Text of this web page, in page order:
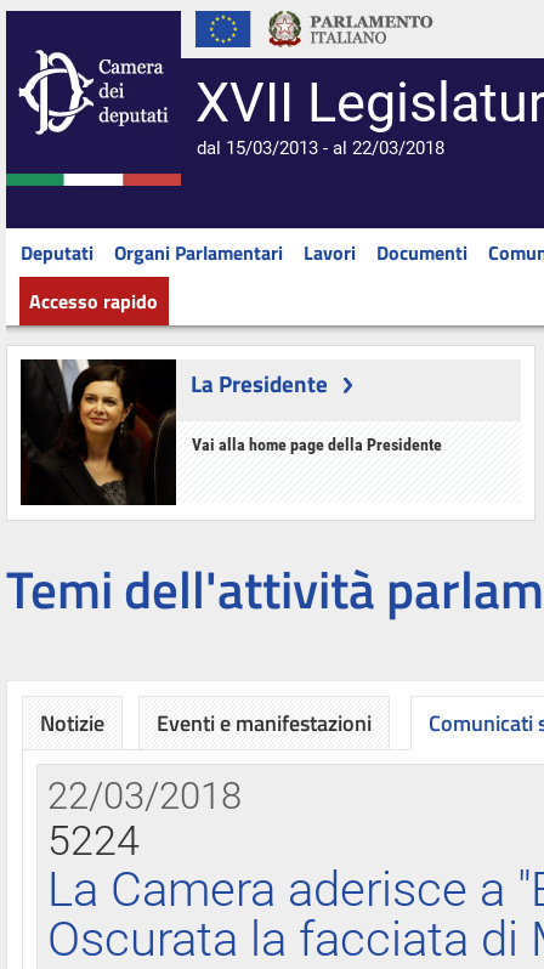
XVII
dal 15/03/2013 - al 22/03/2018
Deputati Organi Parlamentari Lavori Documenti
Accesso rapido
La Presidente
Vai alla home page della Presidente
Temi dell'attività
Notizie Eventi e manifestazioni Comunicati
22/03/2018
5224
La Camera aderisce a
Oscurata la facciata di